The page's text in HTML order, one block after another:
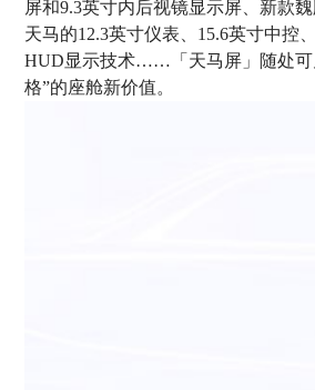
屏和9.3英寸内后视镜显示屏、新款
天马的12.3英寸仪表、15.6英寸中控
HUD显示技术……「天马屏」随处可
格”的座舱新价值。